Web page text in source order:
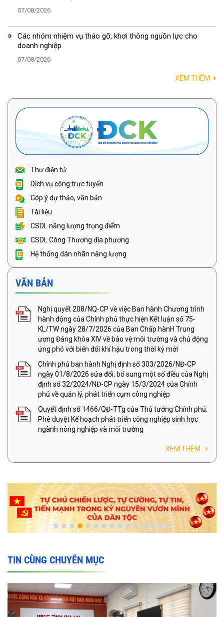
07/08/2026
Các nhóm nhiệm vụ tháo gỡ, khơi thông nguồn lực cho
doanh nghiệp
07/08/2026
XEM THÊM +
Thư điện tử
Dịch vụ công trực tuyến
Góp ý dự thảo, văn bản
Tài liệu
CSDL năng lượng trọng điểm
CSDL Công Thương địa phương
Hệ thống dán nhãn năng lượng
VĂN BẢN
Nghị quyết 208/NQ-CP về việc Ban hành Chương trình
hành động của Chính phủ thực hiện Kết luận số 75-
KL/TW ngày 28/7/2026 của Ban Chấp hànH Trung
ương Đảng khóa XIV về bảo vệ môi trường và chủ động
ứng phó với biến đổi khí hậu trong thời kỳ mới
Chính phủ ban hành Nghị định số 303/2026/NĐ-CP
ngày 01/8/2026 sửa đổi, bổ sung một số điều của Nghị
định số 32/2024/NĐ-CP ngày 15/3/2024 của Chính
phủ về quản lý, phát triển cụm công nghiệp
Quyết định số 1466/QĐ-TTg của Thủ tướng Chính phủ:
Phê duyệt Kế hoạch phát triển công nghiệp sinh học
ngành nông nghiệp và môi trường
XEM THÊM +
TIN CÙNG CHUYÊN MỤC